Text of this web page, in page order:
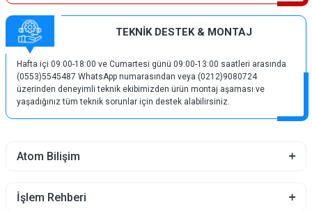
TEKNİK DESTEK & MONTAJ
Hafta içi 09:00-18:00 ve Cumartesi günü 09:00-13:00 saatleri arasında
(0553)5545487 WhatsApp numarasından veya (0212)9080724
üzerinden deneyimli teknik ekibimizden ürün montaj aşaması ve
yaşadığınız tüm teknik sorunlar için destek alabilirsiniz.
Atom Bilişim
İşlem Rehberi